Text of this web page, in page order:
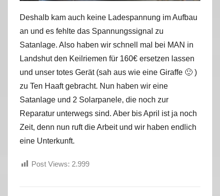
Deshalb kam auch keine Ladespannung im Aufbau
an und es fehlte das Spannungssignal zu
Satanlage. Also haben wir schnell mal bei MAN in
Landshut den Keilriemen für 160€ ersetzen lassen
und unser totes Gerät (sah aus wie eine Giraffe 🙂 )
zu Ten Haaft gebracht. Nun haben wir eine
Satanlage und 2 Solarpanele, die noch zur
Reparatur unterwegs sind. Aber bis April ist ja noch
Zeit, denn nun ruft die Arbeit und wir haben endlich
eine Unterkunft.
Post Views: 2.999